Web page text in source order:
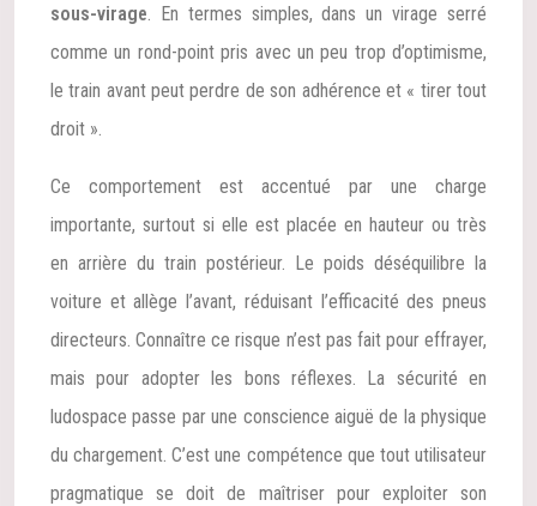
sous-virage . En termes simples, dans un virage serré
comme un rond-point pris avec un peu trop d’optimisme,
le train avant peut perdre de son adhérence et « tirer tout
droit ».
Ce comportement est accentué par une charge
importante, surtout si elle est placée en hauteur ou très
en arrière du train postérieur. Le poids déséquilibre la
voiture et allège l’avant, réduisant l’efficacité des pneus
directeurs. Connaître ce risque n’est pas fait pour effrayer,
mais pour adopter les bons réflexes. La sécurité en
ludospace passe par une conscience aiguë de la physique
du chargement. C’est une compétence que tout utilisateur
pragmatique se doit de maîtriser pour exploiter son